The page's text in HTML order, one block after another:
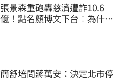
張景森重砲轟慈濟遭詐10.6
億！點名顏博文下台：為什麼
簡舒培問蔣萬安：決定北市停